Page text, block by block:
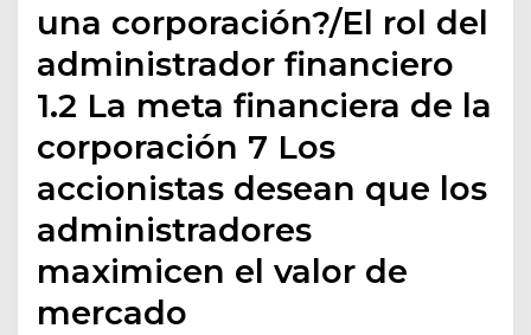
una corporación?/El rol del
administrador financiero
1.2 La meta financiera de la
corporación 7 Los
accionistas desean que los
administradores
maximicen el valor de
mercado